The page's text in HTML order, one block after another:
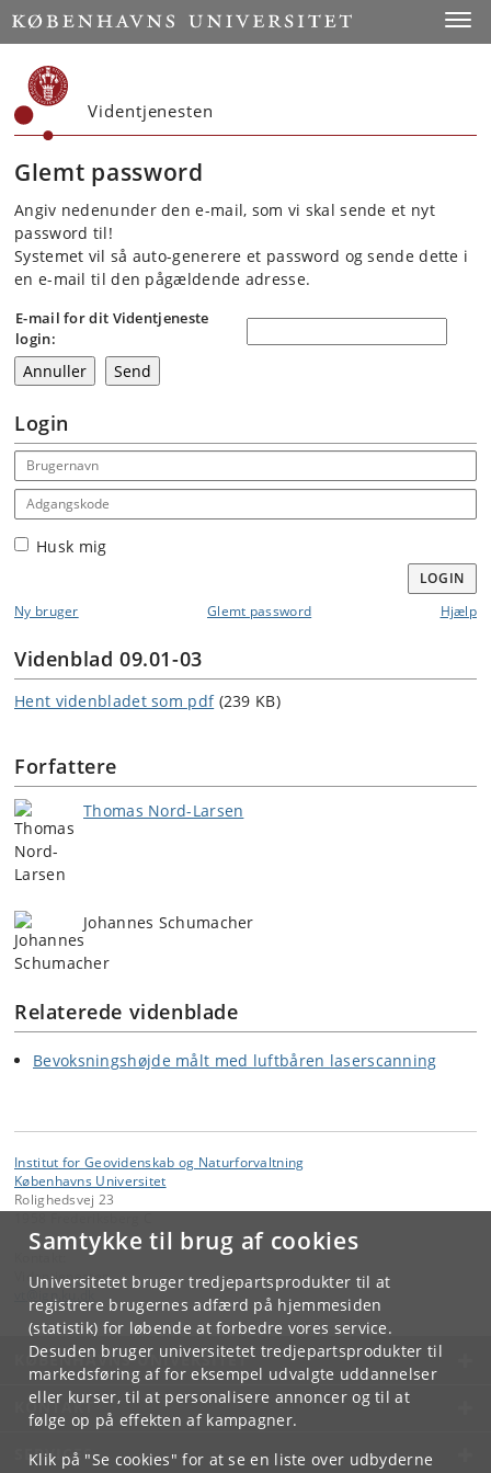
Samtykke til brug af cookies
Universitetet bruger tredjepartsprodukter til at
registrere brugernes adfærd på hjemmesiden
(statistik) for løbende at forbedre vores service.
Desuden bruger universitetet tredjepartsprodukter til
markedsføring af for eksempel udvalgte uddannelser
eller kurser, til at personalisere annoncer og til at
følge op på effekten af kampagner.
Klik på "Se cookies" for at se en liste over udbyderne
Start
Videntjenesten
Glemt password
Angiv nedenunder den e-mail, som vi skal sende et nyt
password til!
Systemet vil så auto-generere et password og sende dette i
en e-mail til den pågældende adresse.
E-mail for dit Videntjeneste
login:
Login
Email address
Adgangskode
Husk mig
LOGIN
Ny bruger
Glemt password Hjælp
Videnblad 09.01-03
Hent videnbladet som pdf (239 KB)
Forfattere
Thomas Nord-Larsen
Johannes Schumacher
Relaterede videnblade
Bevoksningshøjde målt med luftbåren laserscanning
Institut for Geovidenskab og Naturforvaltning
Københavns Universitet
Rolighedsvej 23
Videntjenesten
KØBENHAVNS UNIVERSITET
KONTAKT
SERVICES